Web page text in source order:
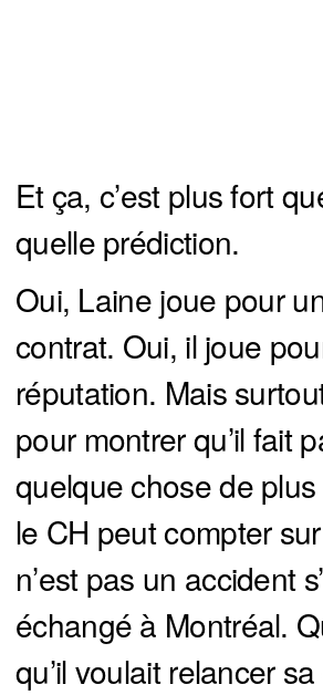
Et ça, c’est plus fort
quelle prédiction.
Oui, Laine joue pour
contrat. Oui, il joue
réputation. Mais
pour montrer qu’il fait
quelque chose de
le CH peut compter
n’est pas un accident
échangé à Montréal.
qu’il voulait relancer